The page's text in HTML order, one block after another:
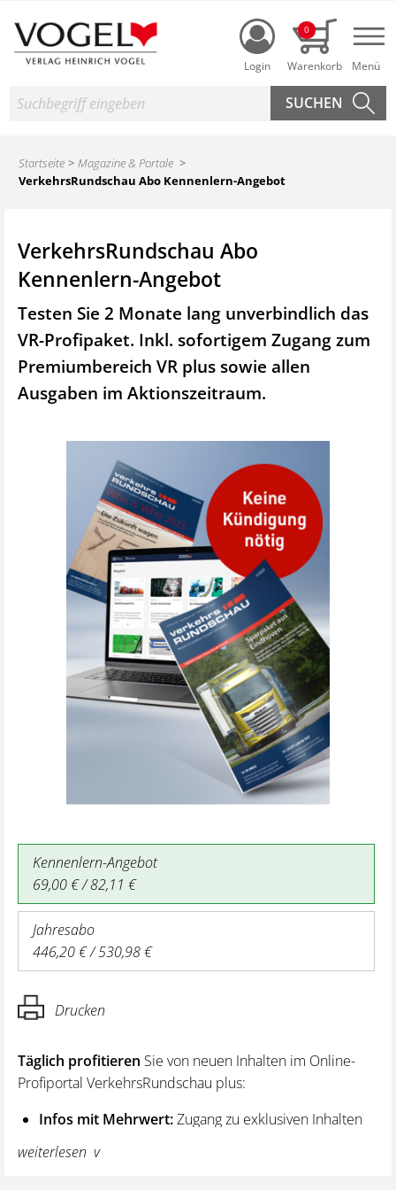
Login
0
Suche
Startseite
Magazine & Portale
VerkehrsRundschau Abo Kennenlern-Angebot
VerkehrsRundschau Abo
Kennenlern-Angebot
Testen Sie 2 Monate lang unverbindlich das
VR-Profipaket. Inkl. sofortigem Zugang zum
Premiumbereich VR plus sowie allen
Ausgaben im Aktionszeitraum.
Kennenlern-Angebot
69,00 € / 82,11 €
Jahresabo
446,20 € / 530,98 €
Drucken
Täglich profitieren Sie von neuen Inhalten im Online-
Profiportal VerkehrsRundschau plus:
Infos mit Mehrwert:Zugang zu exklusiven Inhalten
und Hintergrundwissen – von aktuellen Regelungen
wie z. B. bei den Lenk- und Ruhezeiten,
weiterlesen